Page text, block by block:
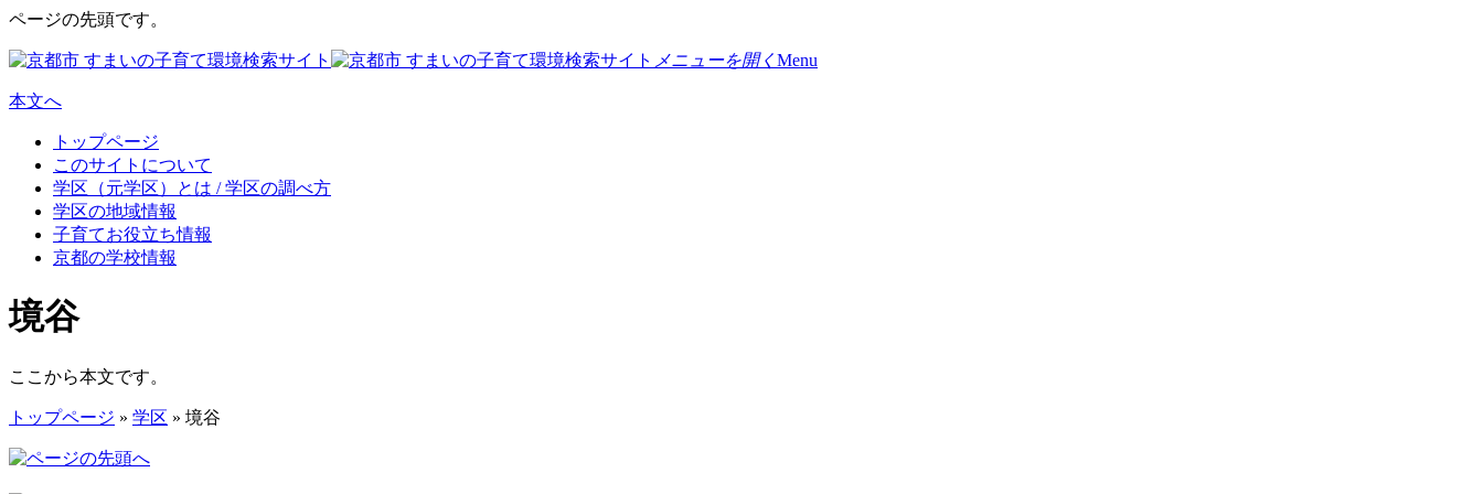
ページの先頭です。
メニューを開くMenu
本文へ
トップページ
このサイトについて
学区（元学区）とは / 学区の調べ方
学区の地域情報
子育てお役立ち情報
京都の学校情報
境谷
ここから本文です。
トップページ » 学区 » 境谷